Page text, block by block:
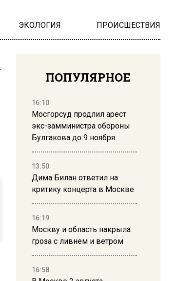
ЭКОЛОГИЯ ПРОИСШЕСТВИЯ
ПОПУЛЯРНОЕ
16:10
Мосгорсуд продлил арест
экс-замминистра обороны
Булгакова до 9 ноября
13:50
Дима Билан ответил на
критику концерта в Москве
16:19
Москву и область накрыла
гроза с ливнем и ветром
16:58